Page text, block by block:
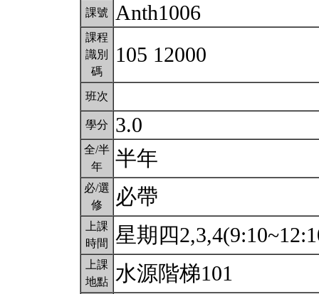
課號 Anth1006
課程
識別
碼
105 12000
班次
學分 3.0
全/半
年
半年
必/選
修
必帶
上課
時間
星期四
上課
地點 水源階梯101